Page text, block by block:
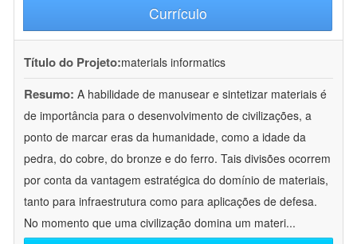
Currículo
Título do Projeto:materials informatics
Resumo: A habilidade de manusear e sintetizar materiais é
de importância para o desenvolvimento de civilizações, a
ponto de marcar eras da humanidade, como a idade da
pedra, do cobre, do bronze e do ferro. Tais divisões ocorrem
por conta da vantagem estratégica do domínio de materiais,
tanto para infraestrutura como para aplicações de defesa.
No momento que uma civilização domina um materi...